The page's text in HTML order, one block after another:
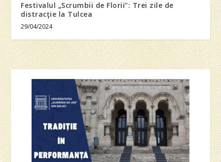
Festivalul „Scrumbii de Florii”: Trei zile de
distracţie la Tulcea
29/04/2024